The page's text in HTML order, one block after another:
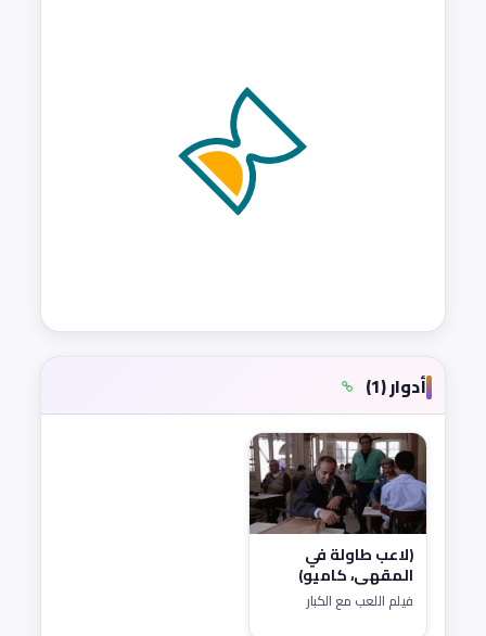
أدوار (1)
(لاعب طاولة في
المقهى، كاميو)
فيلم اللعب مع الكبار